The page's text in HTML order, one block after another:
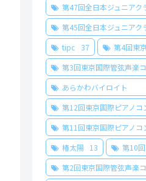
第47回全日本ジュニアク
第45回全日本ジュニアク
tipc
37 第4回東
第3回東京国際管弦声楽
あらかわバイロイト
第12回東京国際ピアノコ
第11回東京国際ピアノコ
椿太陽
13 第10
第2回東京国際管弦声楽